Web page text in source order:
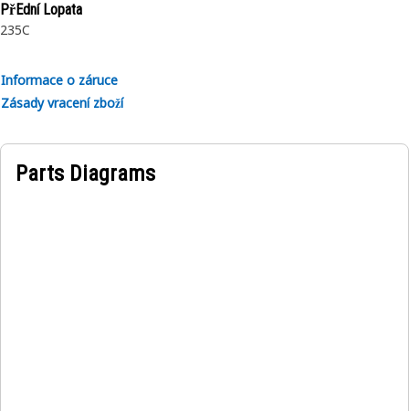
PřEdní Lopata
235C
Informace o záruce
Zásady vracení zboží
Parts Diagrams